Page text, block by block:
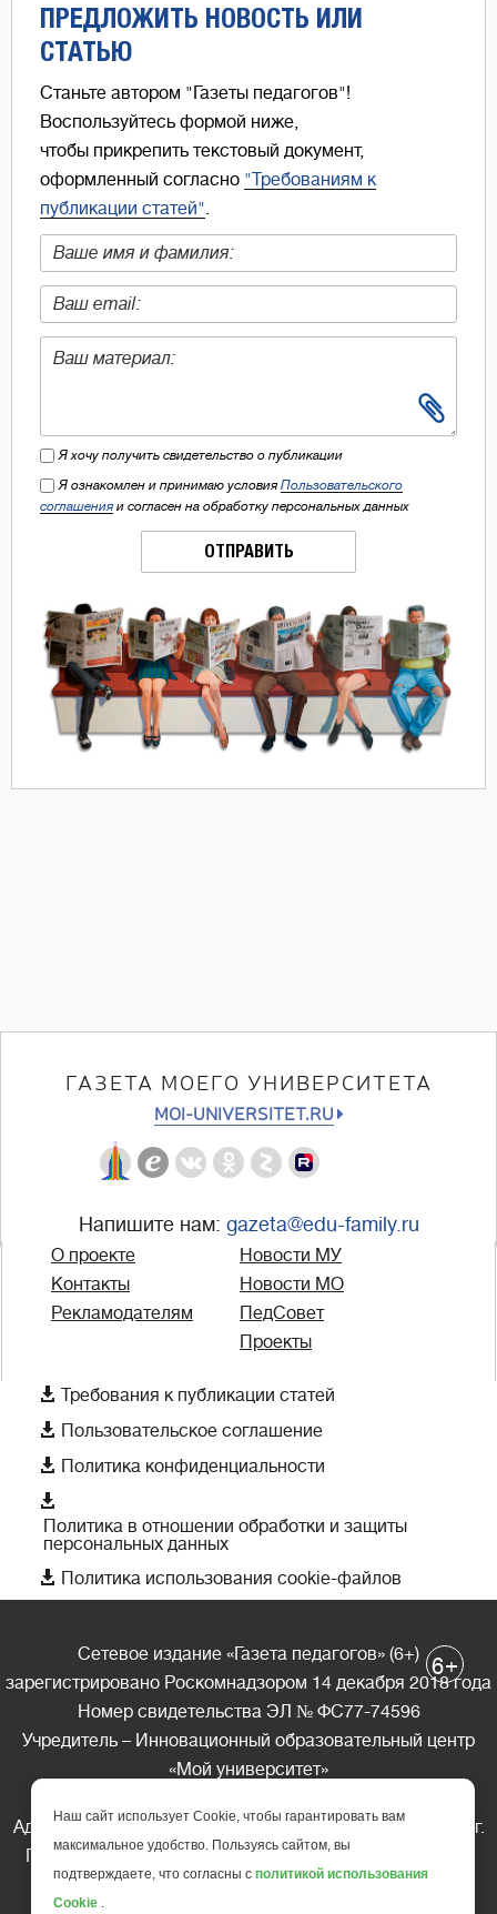
ПРЕДЛОЖИТЬ НОВОСТЬ ИЛИ
СТАТЬЮ
Станьте автором "Газеты педагогов"!
Воспользуйтесь формой ниже,
чтобы прикрепить текстовый документ,
оформленный согласно "Требованиям к
публикации статей".
Я хочу получить свидетельство о публикации
Я ознакомлен и принимаю условия Пользовательского
соглашения и согласен на обработку персональных данных
ОТПРАВИТЬ
ГАЗЕТА МОЕГО УНИВЕРСИТЕТА
MOI-UNIVERSITET.RU
Напишите нам: gazeta@edu-family.ru
О проекте
Контакты
Рекламодателям
Новости МУ
Новости МО
ПедСовет
Проекты
 Требования к публикации статей
 Пользовательское соглашение
 Политика конфиденциальности

Политика в отношении обработки и защиты
персональных данных
 Политика использования cookie-файлов
Сетевое издание «Газета педагогов» (6+)
зарегистрировано Роскомнадзором 14 декабря 2018 года
Номер свидетельства ЭЛ № ФС77-74596
Учредитель – Инновационный образовательный центр
«Мой университет»
Адрес редакции: 185035 Россия, Республика Карелия, г.
Петрозаводск, ул. Фридриха Энгельса д.10, офис 211
Телефон редакции: +7 (499) 685-10-45
6+
Наш сайт использует Cookie, чтобы гарантировать вам
максимальное удобство. Пользуясь сайтом, вы
подтверждаете, что согласны с политикой использования
Cookie .